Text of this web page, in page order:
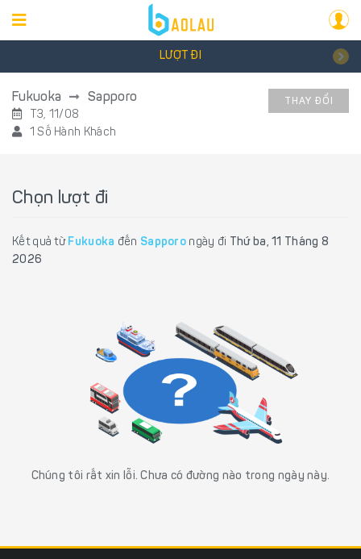
LƯỢT ĐI
Fukuoka Sapporo
T3, 11/08
1 Số Hành Khách
THAY ĐỔI
Chọn lượt đi
Kết quả từ Fukuoka đến Sapporo ngày đi Thứ ba, 11 Tháng 8
2026
Chúng tôi rất xin lỗi. Chưa có đường nào trong ngày này.